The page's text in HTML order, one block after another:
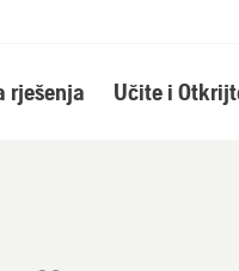
rješenja Učite i